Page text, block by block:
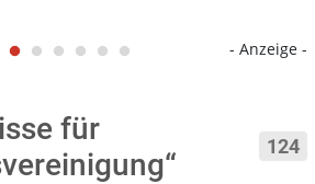
- Anzeige -
für
124